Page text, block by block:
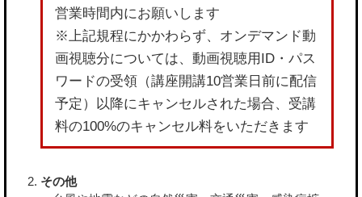
営業時間内にお願いします
※上記規程にかかわらず、オンデマンド動
画視聴分については、動画視聴用ID・パス
ワードの受領（講座開講10営業日前に配信
予定）以降にキャンセルされた場合、受講
料の100%のキャンセル料をいただきます
その他